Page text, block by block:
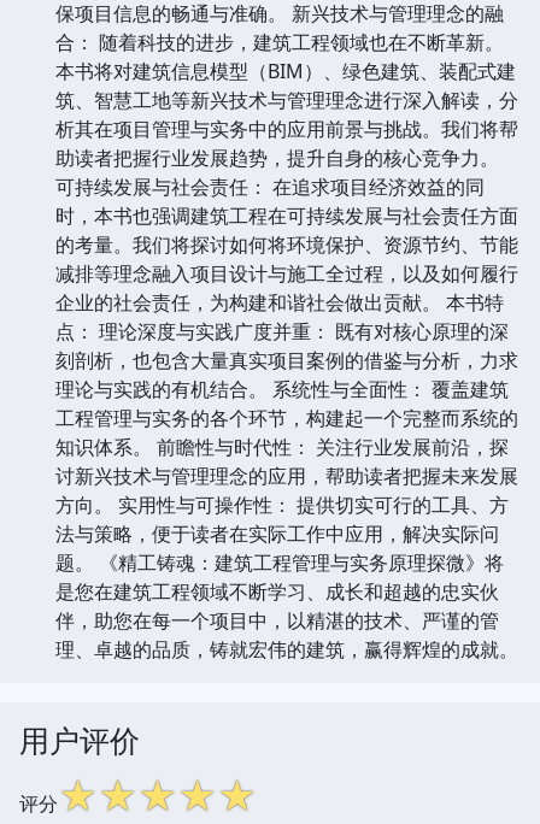
保项目信息的畅通与准确。 新兴技术与管理理念的融
合： 随着科技的进步，建筑工程领域也在不断革新。
本书将对建筑信息模型（BIM）、绿色建筑、装配式建
筑、智慧工地等新兴技术与管理理念进行深入解读，分
析其在项目管理与实务中的应用前景与挑战。我们将帮
助读者把握行业发展趋势，提升自身的核心竞争力。
可持续发展与社会责任： 在追求项目经济效益的同
时，本书也强调建筑工程在可持续发展与社会责任方面
的考量。我们将探讨如何将环境保护、资源节约、节能
减排等理念融入项目设计与施工全过程，以及如何履行
企业的社会责任，为构建和谐社会做出贡献。 本书特
点： 理论深度与实践广度并重： 既有对核心原理的深
刻剖析，也包含大量真实项目案例的借鉴与分析，力求
理论与实践的有机结合。 系统性与全面性： 覆盖建筑
工程管理与实务的各个环节，构建起一个完整而系统的
知识体系。 前瞻性与时代性： 关注行业发展前沿，探
讨新兴技术与管理理念的应用，帮助读者把握未来发展
方向。 实用性与可操作性： 提供切实可行的工具、方
法与策略，便于读者在实际工作中应用，解决实际问
题。 《精工铸魂：建筑工程管理与实务原理探微》将
是您在建筑工程领域不断学习、成长和超越的忠实伙
伴，助您在每一个项目中，以精湛的技术、严谨的管
理、卓越的品质，铸就宏伟的建筑，赢得辉煌的成就。
用户评价
评分☆☆☆☆☆